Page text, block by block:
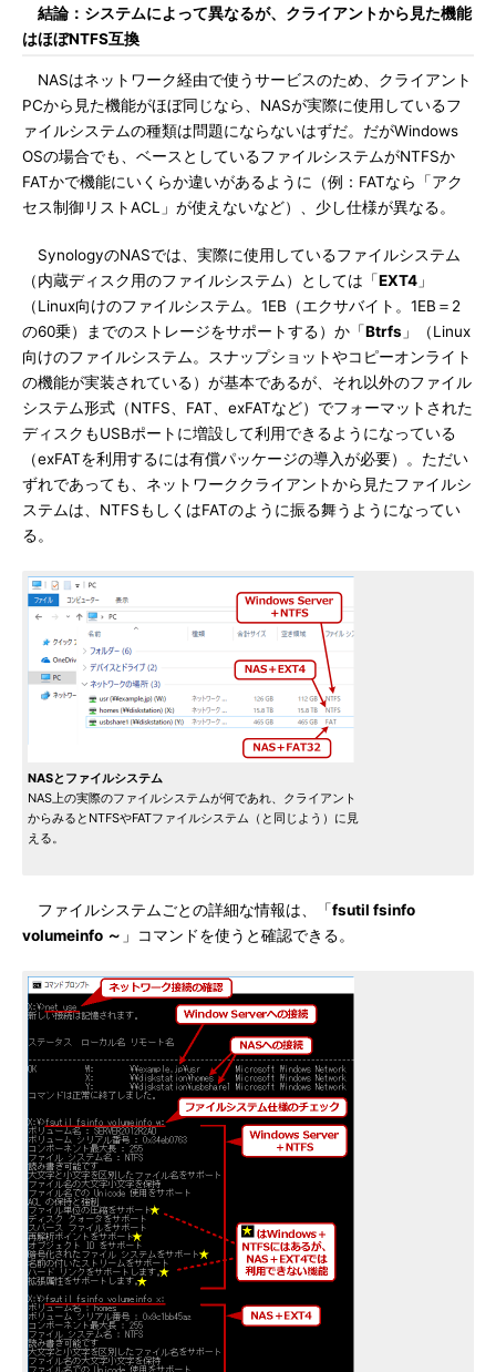
結論：システムによって異なるが、クライアントから見た機能
はほぼNTFS互換
NASはネットワーク経由で使うサービスのため、クライアント
PCから見た機能がほぼ同じなら、NASが実際に使用しているフ
ァイルシステムの種類は問題にならないはずだ。だがWindows
OSの場合でも、ベースとしているファイルシステムがNTFSか
FATかで機能にいくらか違いがあるように（例：FATなら「アク
セス制御リストACL」が使えないなど）、少し仕様が異なる。
SynologyのNASでは、実際に使用しているファイルシステム
（内蔵ディスク用のファイルシステム）としては「EXT4 」
（Linux向けのファイルシステム。1EB（エクサバイト。1EB＝2
の60乗）までのストレージをサポートする）か「Btrfs 」（Linux
向けのファイルシステム。スナップショットやコピーオンライト
の機能が実装されている）が基本であるが、それ以外のファイル
システム形式（NTFS、FAT、exFATなど）でフォーマットされた
ディスクもUSBポートに増設して利用できるようになっている
（exFATを利用するには有償パッケージの導入が必要）。ただい
ずれであっても、ネットワーククライアントから見たファイルシ
ステムは、NTFSもしくはFATのように振る舞うようになってい
る。
NASとファイルシステム
NAS上の実際のファイルシステムが何であれ、クライアント
からみるとNTFSやFATファイルシステム（と同じよう）に見
える。
ファイルシステムごとの詳細な情報は、「fsutil fsinfo
volumeinfo ～ 」コマンドを使うと確認できる。